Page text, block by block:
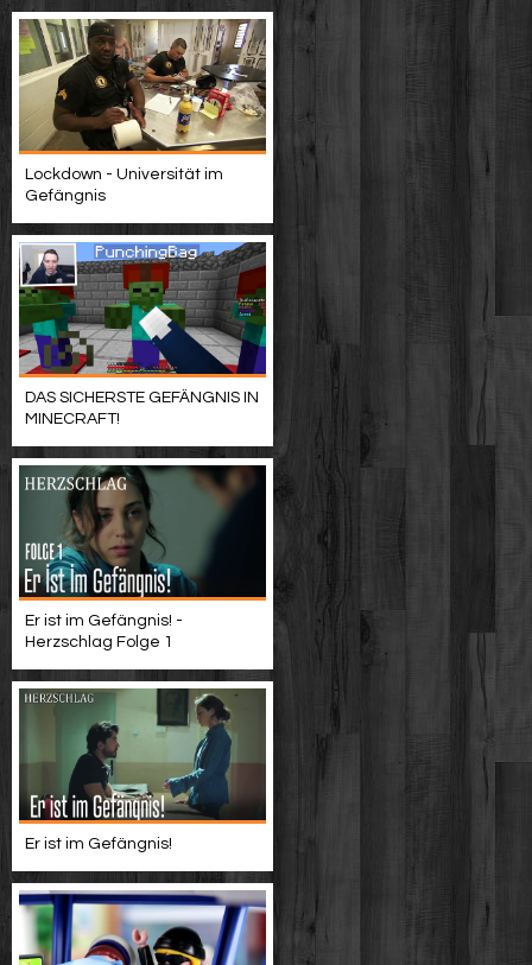
Lockdown - Universität im
Gefängnis
DAS SICHERSTE GEFÄNGNIS IN
MINECRAFT!
Er ist im Gefängnis! -
Herzschlag Folge 1
Er ist im Gefängnis!